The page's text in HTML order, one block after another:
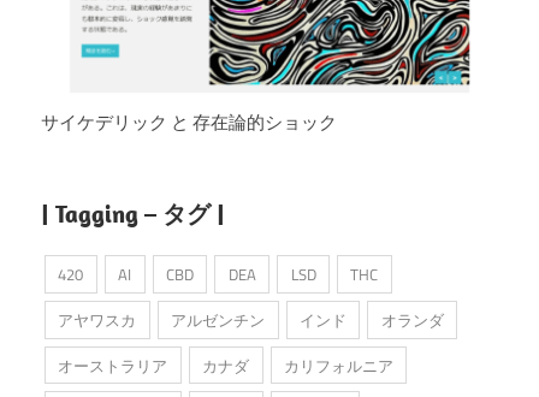
サイケデリック と 存在論的ショック
| Tagging – タグ |
420 AI CBD DEA LSD
THC
アヤワスカ
アルゼンチン インド
オランダ
オーストラリア
カナダ
カリフォルニア